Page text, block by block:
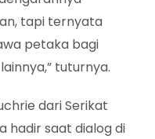
tapi ternyata
petaka bagi
tuturnya.
dari Serikat
hadir saat dialog di